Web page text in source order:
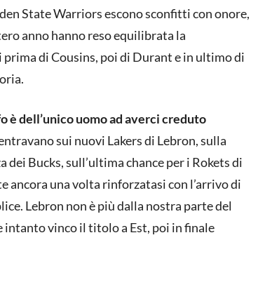
State Warriors escono sconfitti con onore,
anno hanno reso equilibrata la
di Cousins, poi di Durant e in ultimo di
dell’unico uomo ad averci creduto
sui nuovi Lakers di Lebron, sulla
Bucks, sull’ultima chance per i Rokets di
ancora una volta rinforzatasi con l’arrivo di
Lebron non è più dalla nostra parte del
intanto vinco il titolo a Est, poi in finale